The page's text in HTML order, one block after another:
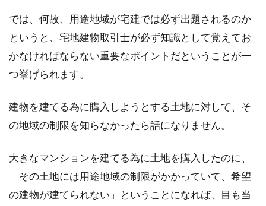
物件を購入する際にはできるだけ安く買いたい
ものですよね。しかし、安いからと物件の購入
中古物件の見学時には手土産が必
要？見学時のマナーも必見！
住宅の購入を考えた場合、新築よりも中古物件
は、気にな...
では、何故、用途地域が宅建では必ず出題されるのか
というと、宅地建物取引士が必ず知識として覚えてお
かなければならない重要なポイントだということが一
つ挙げられます。
建物を建てる為に購入しようとする土地に対して、そ
の地域の制限を知らなかったら話になりません。
大きなマンションを建てる為に土地を購入したのに、
「その土地には用途地域の制限がかかっていて、希望
の建物が建てられない」ということになれば、目も当